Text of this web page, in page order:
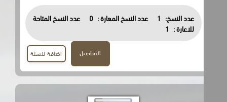
عدد النسخ: 1 عدد النسخ المعارة : 0
عدد النسخ المتاحة
للاعارة :
1
اضافة للسلة